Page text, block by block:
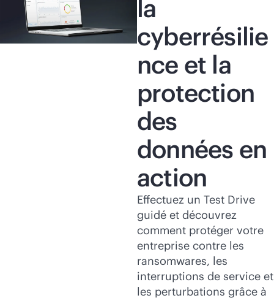
la
cyberrésilie
nce et la
protection
des
données en
action
Effectuez un Test Drive
guidé et découvrez
comment protéger votre
entreprise contre les
ransomwares, les
interruptions de service et
les perturbations grâce à